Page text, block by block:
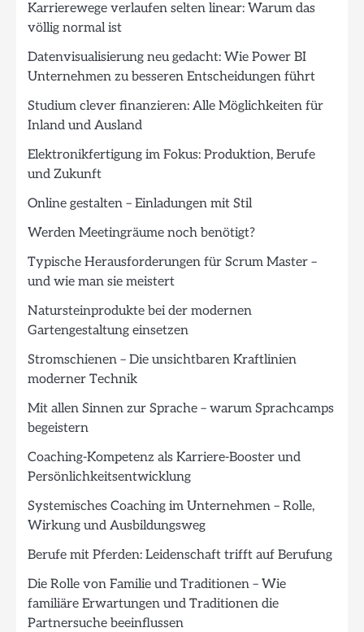
Karrierewege verlaufen selten linear: Warum das
völlig normal ist
Datenvisualisierung neu gedacht: Wie Power BI
Unternehmen zu besseren Entscheidungen führt
Studium clever finanzieren: Alle Möglichkeiten für
Inland und Ausland
Elektronikfertigung im Fokus: Produktion, Berufe
und Zukunft
Online gestalten – Einladungen mit Stil
Werden Meetingräume noch benötigt?
Typische Herausforderungen für Scrum Master –
und wie man sie meistert
Natursteinprodukte bei der modernen
Gartengestaltung einsetzen
Stromschienen – Die unsichtbaren Kraftlinien
moderner Technik
Mit allen Sinnen zur Sprache – warum Sprachcamps
begeistern
Coaching-Kompetenz als Karriere-Booster und
Persönlichkeitsentwicklung
Systemisches Coaching im Unternehmen – Rolle,
Wirkung und Ausbildungsweg
Berufe mit Pferden: Leidenschaft trifft auf Berufung
Die Rolle von Familie und Traditionen – Wie
familiäre Erwartungen und Traditionen die
Partnersuche beeinflussen